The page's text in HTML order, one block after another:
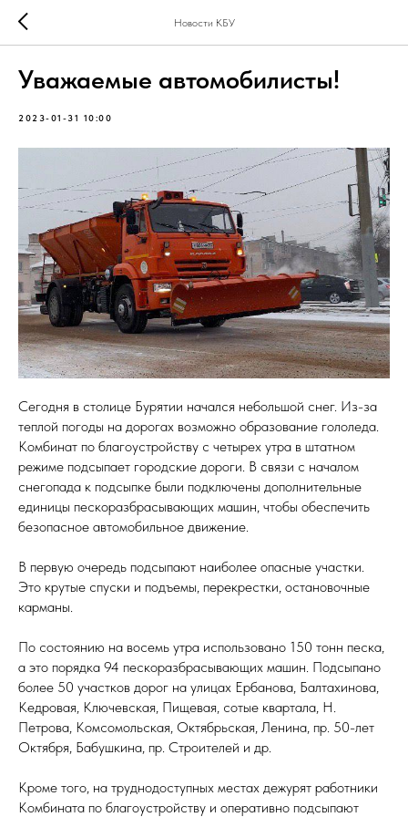
Новости КБУ
Уважаемые автомобилисты!
2023-01-31 10:00
Сегодня в столице Бурятии начался небольшой снег. Из-за
теплой погоды на дорогах возможно образование гололеда.
Комбинат по благоустройству с четырех утра в штатном
режиме подсыпает городские дороги. В связи с началом
снегопада к подсыпке были подключены дополнительные
единицы пескоразбрасывающих машин, чтобы обеспечить
безопасное автомобильное движение.
В первую очередь подсыпают наиболее опасные участки.
Это крутые спуски и подъемы, перекрестки, остановочные
карманы.
По состоянию на восемь утра использовано 150 тонн песка,
а это порядка 94 пескоразбрасывающих машин. Подсыпано
более 50 участков дорог на улицах Ербанова, Балтахинова,
Кедровая, Ключевская, Пищевая, сотые квартала, Н.
Петрова, Комсомольская, Октябрьская, Ленина, пр. 50-лет
Октября, Бабушкина, пр. Строителей и др.
Кроме того, на труднодоступных местах дежурят работники
Комбината по благоустройству и оперативно подсыпают